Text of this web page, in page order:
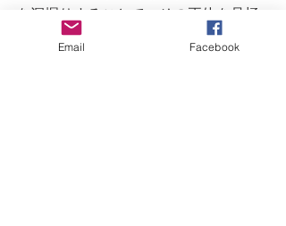
を深掘りすることで、その正体を見極
めたいと思います。
Email Facebook